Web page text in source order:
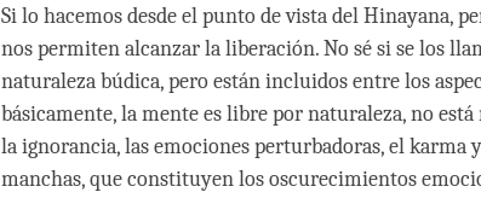
Si lo hacemos desde el punto de vista del Hinayana,
nos permiten alcanzar la liberación. No sé si se los
naturaleza búdica, pero están incluidos entre los
básicamente, la mente es libre por naturaleza, no
la ignorancia, las emociones perturbadoras, el karma
manchas, que constituyen los oscurecimientos